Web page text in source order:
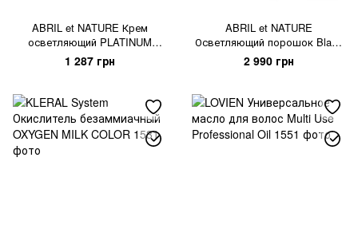
ABRIL et NATURE Крем
осветляющий PLATINUM
BLEACHING CREAM
1 287 грн
ABRIL et NATURE
Осветляющий порошок Black
Carbon White
2 990 грн